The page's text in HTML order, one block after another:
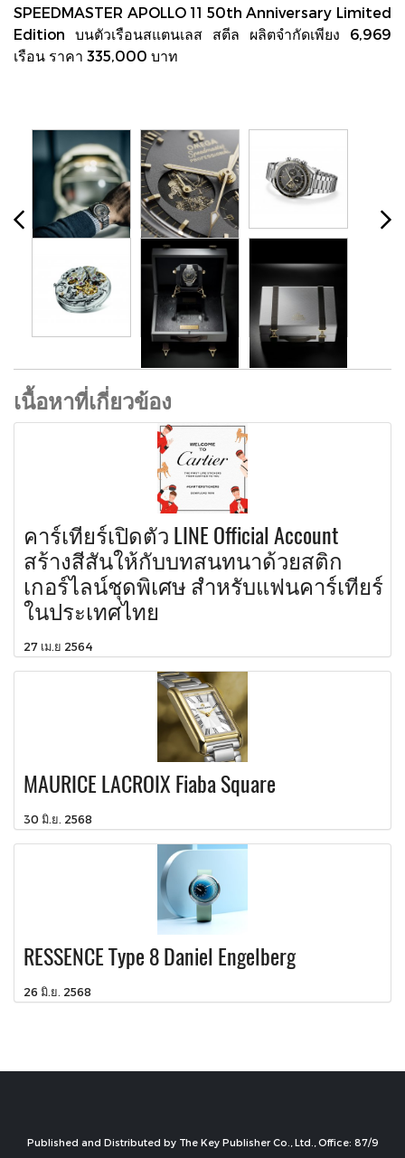
SPEEDMASTER APOLLO 11 50th Anniversary Limited
Edition บนตัวเรือนสแตนเลส สตีล ผลิตจำกัดเพียง 6,969
เรือน ราคา 335,000 บาท
เนื้อหาที่เกี่ยวข้อง
คาร์เทียร์เปิดตัว LINE Official Account
สร้างสีสันให้กับบทสนทนาด้วยสติก
เกอร์ไลน์ชุดพิเศษ สำหรับแฟนคาร์เทียร์
ในประเทศไทย
27 เม.ย 2564
MAURICE LACROIX Fiaba Square
30 มิ.ย. 2568
RESSENCE Type 8 Daniel Engelberg
26 มิ.ย. 2568
Published and Distributed by The Key Publisher Co., Ltd., Office: 87/9